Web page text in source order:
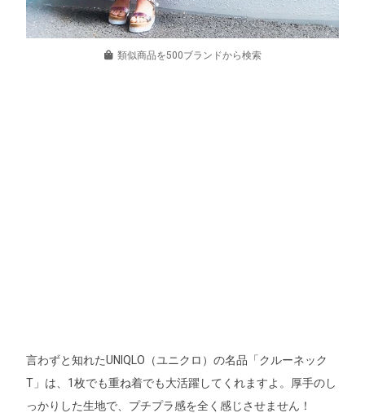
類似商品を500ブランドから検索
言わずと知れたUNIQLO（ユニクロ）の名品「クルーネック
T」は、1枚でも重ね着でも大活躍してくれますよ。厚手のし
っかりした生地で、プチプラ感を全く感じさせません！